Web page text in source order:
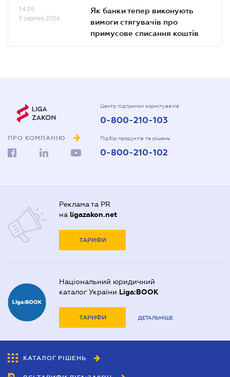
14.09
5 серпня 2026
Як банки тепер виконують
вимоги стягувачів про
примусове списання коштів
ПРО КОМПАНІЮ
Центр підтримки користувачів
0-800-210-103
Підбір продуктів та рішень
0-800-210-102
Реклама та PR
на ligazakon.net
ТАРИФИ
Національний юридичний
каталог України Liga:BOOK
ТАРИФИ ДЕТАЛЬНІШЕ
КАТАЛОГ РІШЕНЬ